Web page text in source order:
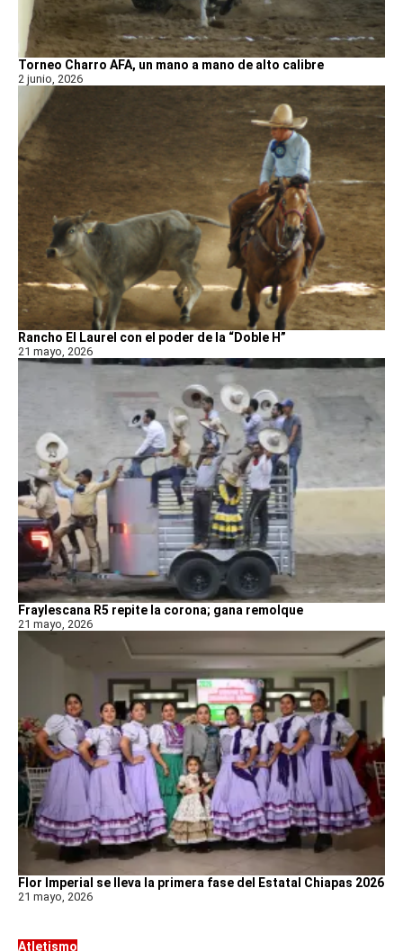
Torneo Charro AFA, un mano a mano de alto calibre
2 junio, 2026
Rancho El Laurel con el poder de la “Doble H”
21 mayo, 2026
Fraylescana R5 repite la corona; gana remolque
21 mayo, 2026
Flor Imperial se lleva la primera fase del Estatal Chiapas 2026
21 mayo, 2026
Atletismo